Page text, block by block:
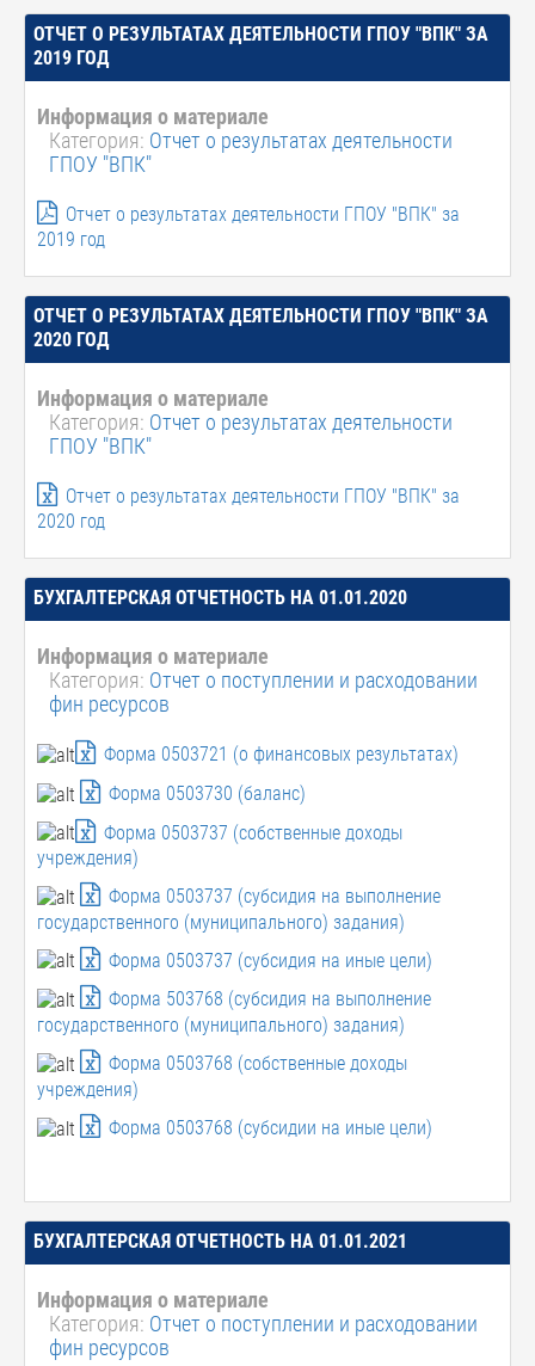
ОТЧЕТ О РЕЗУЛЬТАТАХ ДЕЯТЕЛЬНОСТИ ГПОУ "ВПК" ЗА
2019 ГОД
Информация о материале
Категория: Отчет о результатах деятельности
ГПОУ "ВПК"
Отчет о результатах деятельности ГПОУ "ВПК" за
2019 год
ОТЧЕТ О РЕЗУЛЬТАТАХ ДЕЯТЕЛЬНОСТИ ГПОУ "ВПК" ЗА
2020 ГОД
Информация о материале
Категория: Отчет о результатах деятельности
ГПОУ "ВПК"
Отчет о результатах деятельности ГПОУ "ВПК" за
2020 год
БУХГАЛТЕРСКАЯ ОТЧЕТНОСТЬ НА 01.01.2020
Информация о материале
Категория: Отчет о поступлении и расходовании
фин ресурсов
Форма 0503721 (о финансовых результатах)
Форма 0503730 (баланс)
Форма 0503737 (собственные доходы
учреждения)
Форма 0503737 (субсидия на выполнение
государственного (муниципального) задания)
Форма 0503737 (субсидия на иные цели)
Форма 503768 (субсидия на выполнение
государственного (муниципального) задания)
Форма 0503768 (собственные доходы
учреждения)
Форма 0503768 (субсидии на иные цели)
БУХГАЛТЕРСКАЯ ОТЧЕТНОСТЬ НА 01.01.2021
Информация о материале
Категория: Отчет о поступлении и расходовании
фин ресурсов